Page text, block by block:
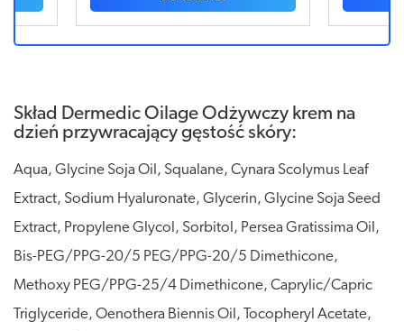
Skład Dermedic Oilage Odżywczy krem na
dzień przywracający gęstość skóry:
Aqua, Glycine Soja Oil, Squalane, Cynara Scolymus Leaf
Extract, Sodium Hyaluronate, Glycerin, Glycine Soja Seed
Extract, Propylene Glycol, Sorbitol, Persea Gratissima Oil,
Bis-PEG/PPG-20/5 PEG/PPG-20/5 Dimethicone,
Methoxy PEG/PPG-25/4 Dimethicone, Caprylic/Capric
Triglyceride, Oenothera Biennis Oil, Tocopheryl Acetate,